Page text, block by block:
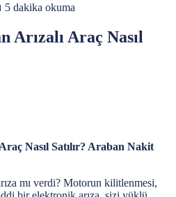
5 dakika okuma
Arızalı Araç Nasıl
Nasıl Satılır? Araban Nakit
mı verdi? Motorun kilitlenmesi,